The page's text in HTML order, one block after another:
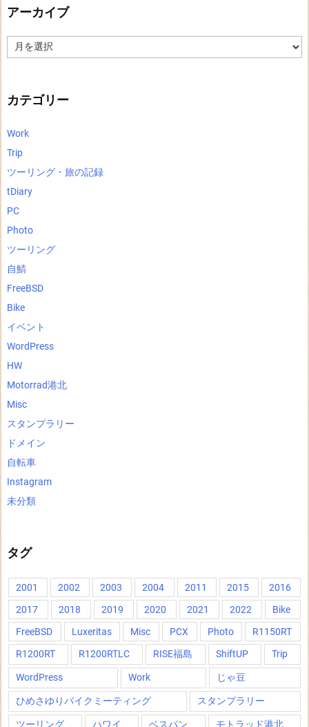
アーカイブ
ー
カテゴリー
Work
Trip
ツーリング・旅の記録
tDiary
PC
Photo
ツーリング
自鯖
FreeBSD
Bike
イベント
WordPress
HW
Motorrad港北
Misc
スタンプラリー
ドメイン
自転車
Instagram
未分類
タグ
2001 2002 2003 2004 2011 2015
2016
2017
2018 2019 2020 2021 2022
Bike
FreeBSD
Luxeritas Misc PCX Photo
R1150RT
R1200RT
R1200RTLC RISE福島 ShiftUP Trip
WordPress Work じゃ豆
ひめさゆりバイクミーティング スタンプラリー
ツーリング ハワイ ベスパン モトラッド港北